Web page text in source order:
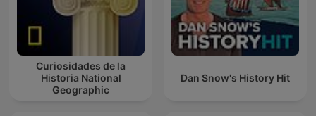
Curiosidades de la
Historia National
Geographic
Dan Snow's History Hit